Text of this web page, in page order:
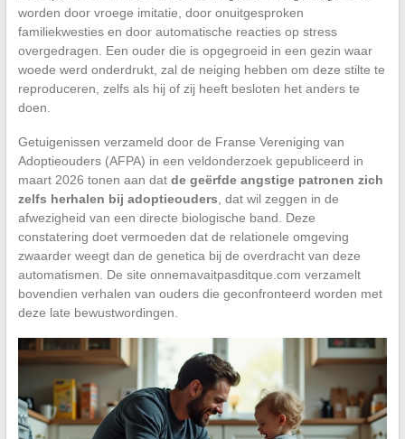
worden door vroege imitatie, door onuitgesproken
familiekwesties en door automatische reacties op stress
overgedragen. Een ouder die is opgegroeid in een gezin waar
woede werd onderdrukt, zal de neiging hebben om deze stilte te
reproduceren, zelfs als hij of zij heeft besloten het anders te
doen.
Getuigenissen verzameld door de Franse Vereniging van
Adoptieouders (AFPA) in een veldonderzoek gepubliceerd in
maart 2026 tonen aan dat de geërfde angstige patronen zich
zelfs herhalen bij adoptieouders , dat wil zeggen in de
afwezigheid van een directe biologische band. Deze
constatering doet vermoeden dat de relationele omgeving
zwaarder weegt dan de genetica bij de overdracht van deze
automatismen. De site onnemavaitpasditque.com verzamelt
bovendien verhalen van ouders die geconfronteerd worden met
deze late bewustwordingen.